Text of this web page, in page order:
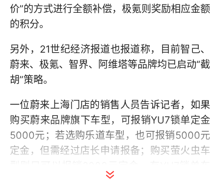
价”的方式进行全额补偿，极氪则奖励相应金额
的积分。
另外，21世纪经济报道也报道称，目前智己、
蔚来、极氪、智界、阿维塔等品牌均已启动“截
胡”策略。
一位蔚来上海门店的销售人员告诉记者，如果
购买蔚来品牌旗下车型，可报销YU7锁单定金
5000元；若选购乐道车型，也可报销5000元
定金，但需经过店长申请报备；购买萤火虫车
主在社交平台上表示，YU7排产日期公布后的